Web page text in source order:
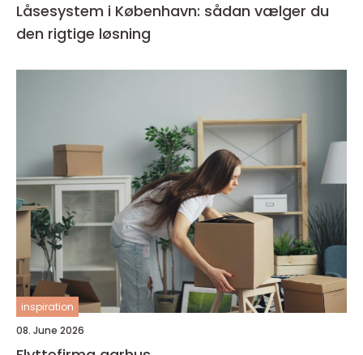
Låsesystem i København: sådan vælger du
den rigtige løsning
inspiration
08. June 2026